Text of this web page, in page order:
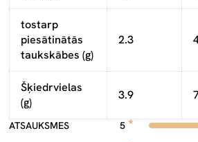
tostarp
piesātinātās
taukskābes (g)
2.3
Šķiedrvielas
(g)
3.9
ATSAUKSMES 5